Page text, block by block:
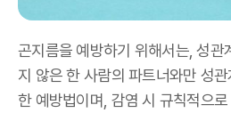
곤지름을 예방하기 위해서는, 성관
지 않은 한 사람의 파트너와만 성
한 예방법이며, 감염 시 규칙적으